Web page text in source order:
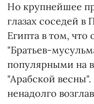
Но крупнейшее
глазах соседей в
Египта в том, что
"Братьев-
популярными на
"Арабской
ненадолго